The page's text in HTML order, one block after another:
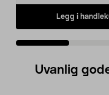
Legg i
Uvanlig